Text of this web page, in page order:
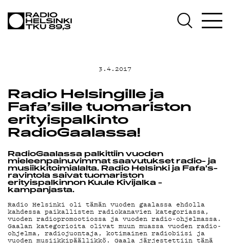
OHJELMAT
TEKIJÄT
ON-
3.4.2017
Radio Helsingille ja
Fafa’sille tuomariston
erityispalkinto
RadioGaalassa!
RadioGaalassa palkittiin vuoden
mieleenpainuvimmat saavutukset radio- ja
musiikkitoimialalta. Radio Helsinki ja Fafa’s-
ravintola saivat tuomariston
erityispalkinnon Kuule Kivijalka -
kampanjasta.
Radio Helsinki oli tämän vuoden gaalassa ehdolla
kahdessa paikallisten radiokanavien kategoriassa,
vuoden radiopromootiossa ja vuoden radio-ohjelmassa.
Gaalan kategorioita olivat muun muassa vuoden radio-
ohjelma, radiojuontaja, kotimainen radiobiisi ja
vuoden musiikkipäällikkö. Gaala järjestettiin tänä